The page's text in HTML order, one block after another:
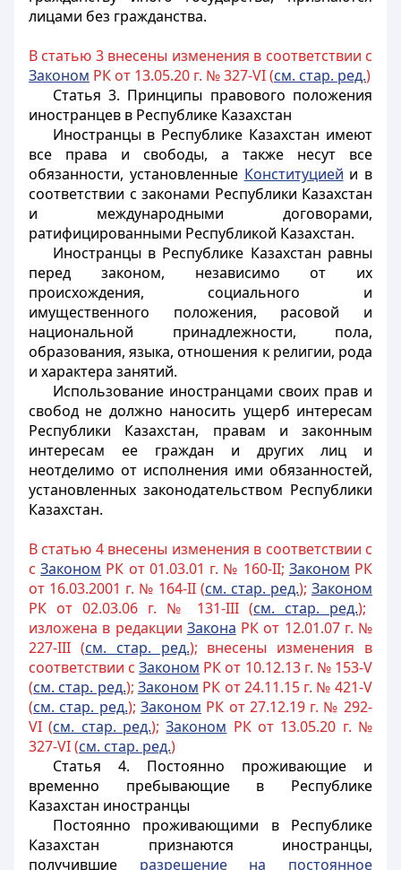
лицами без гражданства.
В статью 3 внесены изменения в соответствии с
Законом РК от 13.05.20 г. № 327-VI (см. стар. ред.)
Статья 3. Принципы правового положения
иностранцев в Республике Казахстан
Иностранцыв Республике Казахстан имеют
все права и свободы, а также несут все
обязанности, установленные Конституцией и в
соответствии с законами Республики Казахстан
и международными договорами,
ратифицированными Республикой Казахстан.
Иностранцыв Республике Казахстан равны
перед законом, независимо от их
происхождения, социального и
имущественного положения, расовой и
национальной принадлежности, пола,
образования, языка, отношения к религии, рода
и характера занятий.
Использование иностранцами своих прав и
свобод не должно наносить ущерб интересам
Республики Казахстан, правам и законным
интересам ее граждан и других лиц и
неотделимо от исполнения ими обязанностей,
установленных законодательством Республики
Казахстан.
В статью 4 внесены изменения в соответствии с
сЗаконом РК от 01.03.01 г. № 160-II; Законом РК
от 16.03.2001 г. № 164-II (см. стар. ред.); Законом
РК от 02.03.06 г. № 131-III (см. стар. ред.);
изложена в редакции Закона РК от 12.01.07 г. №
227-III (см. стар. ред.); внесены изменения в
соответствии сЗаконом РК от 10.12.13 г. № 153-V
(см. стар. ред.); Законом РК от 24.11.15 г. № 421-V
(см. стар. ред.); Законом РК от 27.12.19 г. № 292-
VI (см. стар. ред.);Законом РК от 13.05.20 г. №
327-VI (см. стар. ред.)
Статья 4. Постоянно проживающие и
временно пребывающие в Республике
Казахстан иностранцы
Постоянно проживающими в Республике
Казахстан признаются иностранцы,
получившие разрешение на постоянное